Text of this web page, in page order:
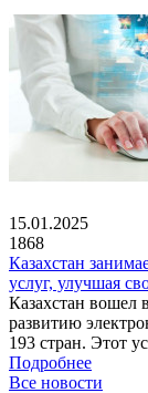
15.01.2025
1868
Казахстан
услуг, улучшая
Казахстан вошел
развитию
193 стран. Этот
Подробнее
Все новости